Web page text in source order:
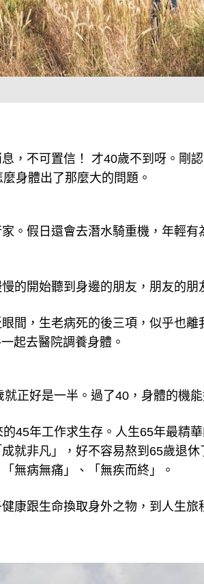
，不可置信！ 才40歲不到呀。剛
身體出了那麼大的問題。
。假日還會去潛水騎重機，年輕
的開始聽到身邊的朋友，朋友的朋
間，生老病死的後三項，似乎也
起去醫院調養身體。
正好是一半。過了40，身體的機
45年工作求生存。人生65年最精
成就非凡」，好不容易熬到65歲退
無病無痛」、「無疾而終」。
康跟生命換取身外之物，到人生